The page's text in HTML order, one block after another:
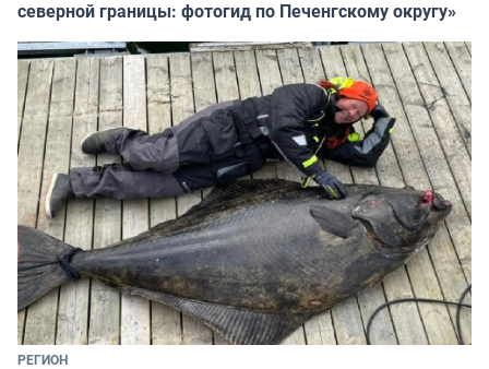
северной границы: фотогид по Печенгскому округу»
РЕГИОН